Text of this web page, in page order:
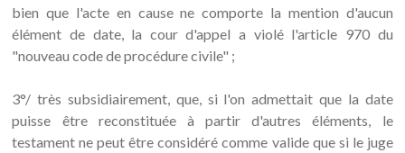
bien que l'acte en cause ne comporte la mention d'aucun
élément de date, la cour d'appel a violé l'article 970 du
"nouveau code de procédure civile" ;
3°/ très subsidiairement, que, si l'on admettait que la date
puisse être reconstituée à partir d'autres éléments, le
testament ne peut être considéré comme valide que si le juge